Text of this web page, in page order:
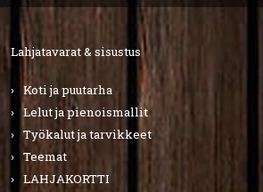
Lahjatavarat & sisustus
Koti ja puutarha
Lelut ja pienoismallit
Työkalut ja tarvikkeet
Teemat
LAHJAKORTTI